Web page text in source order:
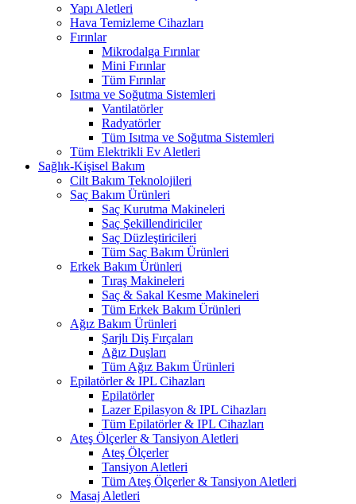
Yapı Aletleri
Hava Temizleme Cihazları
Fırınlar
Mikrodalga Fırınlar
Mini Fırınlar
Tüm Fırınlar
Isıtma ve Soğutma Sistemleri
Vantilatörler
Radyatörler
Tüm Isıtma ve Soğutma Sistemleri
Tüm Elektrikli Ev Aletleri
Sağlık-Kişisel Bakım
Cilt Bakım Teknolojileri
Saç Bakım Ürünleri
Saç Kurutma Makineleri
Saç Şekillendiriciler
Saç Düzleştiricileri
Tüm Saç Bakım Ürünleri
Erkek Bakım Ürünleri
Tıraş Makineleri
Saç & Sakal Kesme Makineleri
Tüm Erkek Bakım Ürünleri
Ağız Bakım Ürünleri
Şarjlı Diş Fırçaları
Ağız Duşları
Tüm Ağız Bakım Ürünleri
Epilatörler & IPL Cihazları
Epilatörler
Lazer Epilasyon & IPL Cihazları
Tüm Epilatörler & IPL Cihazları
Ateş Ölçerler & Tansiyon Aletleri
Ateş Ölçerler
Tansiyon Aletleri
Tüm Ateş Ölçerler & Tansiyon Aletleri
Masaj Aletleri